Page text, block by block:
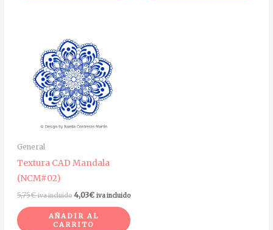
General
Textura CAD Mandala
(NCM#02)
5,75€ iva incluido 4,03€ iva incluido
AÑADIR AL
CARRITO